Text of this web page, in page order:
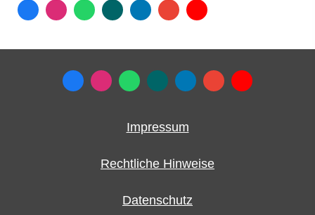
Impressum
Rechtliche Hinweise
Datenschutz